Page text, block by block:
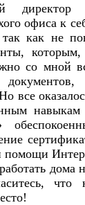
директор
офиса к
как не
со мной
все
дома
что